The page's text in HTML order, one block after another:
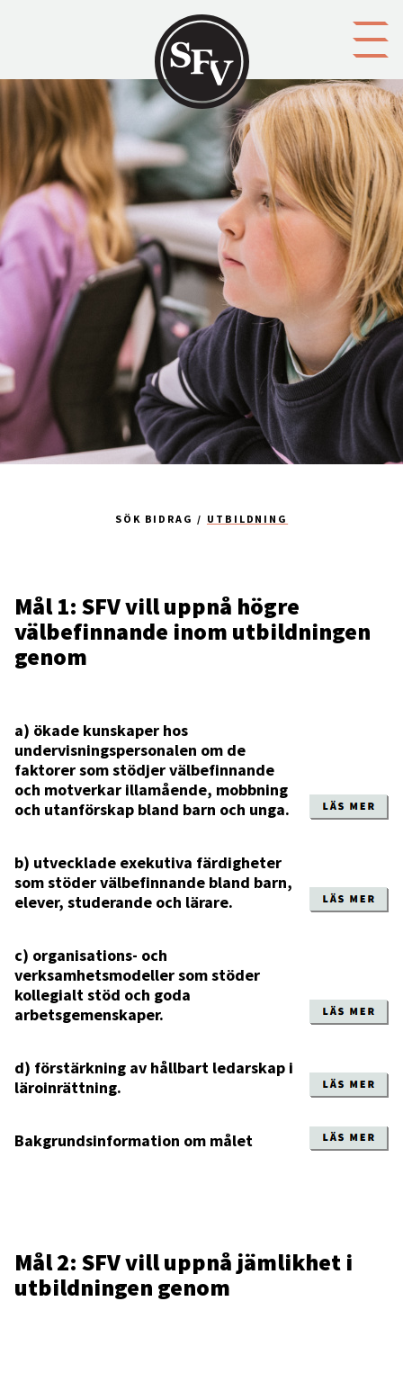
SÖK BIDRAG UTBILDNING
Mål 1: SFV vill uppnå högre
välbefinnande inom utbildningen
genom
a) ökade kunskaper hos
undervisningspersonalen om de
faktorer som stödjer välbefinnande
och motverkar illamående, mobbning
och utanförskap bland barn och unga.
b) utvecklade exekutiva färdigheter
som stöder välbefinnande bland barn,
elever, studerande och lärare.
c) organisations- och
verksamhetsmodeller som stöder
kollegialt stöd och goda
arbetsgemenskaper.
d) förstärkning av hållbart ledarskap i
läroinrättning.
Bakgrundsinformation om målet
Mål 2: SFV vill uppnå jämlikhet i
utbildningen genom